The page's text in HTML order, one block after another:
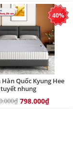
40%
Quốc Kyung Hee
tuyết nhung
798.000₫